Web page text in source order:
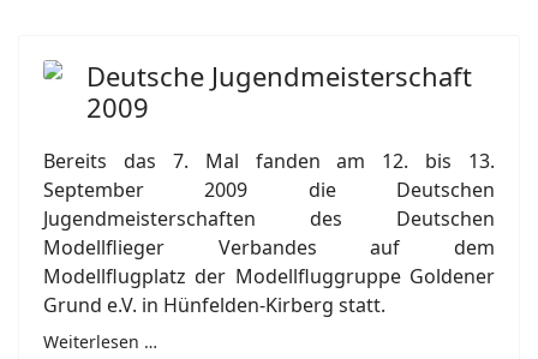
Deutsche Jugendmeisterschaft
2009
Bereits das 7. Mal fanden am 12. bis 13.
September 2009 die Deutschen
Jugendmeisterschaften des Deutschen
Modellflieger Verbandes auf dem
Modellflugplatz der Modellfluggruppe Goldener
Grund e.V. in Hünfelden-Kirberg statt.
Weiterlesen …